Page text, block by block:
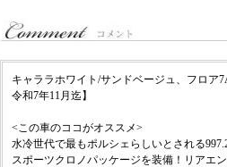
キャララホワイト/サンドベージュ、フロア
令和7年11月迄】
<この車のココがオススメ>
水冷世代で最もポルシェらしいとされる
スポーツクロノパッケージを装備！リアエ